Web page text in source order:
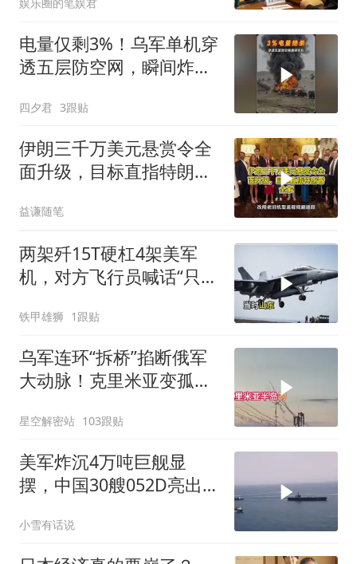
电量仅剩3%！乌军单机穿
透五层防空网，瞬间炸飞
四夕君 3跟贴
伊朗三千万美元悬赏令全
面升级，目标直指特朗普
益谦随笔
两架歼15T硬杠4架美军
机，对方飞行员喊话“只想
铁甲雄狮 1跟贴
乌军连环“拆桥”掐断俄军
大动脉！克里米亚变孤
家”？
星空解密站 103跟贴
美军炸沉4万吨巨舰显
摆，中国30艘052D亮出
变天了！
小雪有话说